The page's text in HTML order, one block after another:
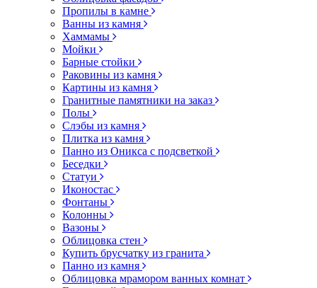
Пропилы в камне
Ванны из камня
Хаммамы
Мойки
Барные стойки
Раковины из камня
Картины из камня
Гранитные памятники на заказ
Полы
Слэбы из камня
Плитка из камня
Панно из Оникса с подсветкой
Беседки
Статуи
Иконостас
Фонтаны
Колонны
Вазоны
Облицовка стен
Купить брусчатку из гранита
Панно из камня
Облицовка мрамором ванных комнат